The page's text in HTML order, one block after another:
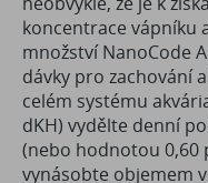
koncentrace vápníku
množství NanoCode
dávky pro zachování
celém systému
dKH) vydělte denní
(nebo hodnotou 0,60
vynásobte objemem